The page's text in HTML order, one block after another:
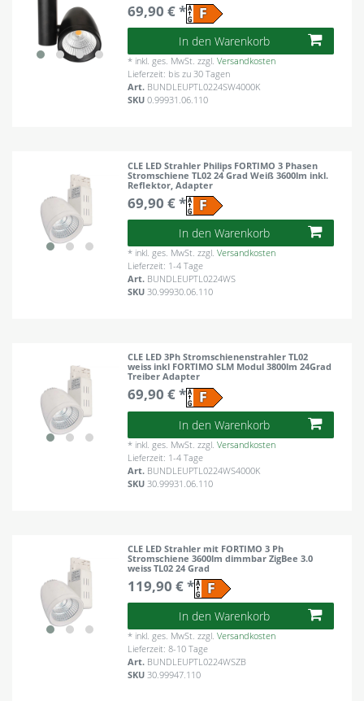
69,90 € *
In den Warenkorb
* inkl. ges. MwSt. zzgl.Versandkosten
Lieferzeit: bis zu 30 Tagen
Art. BUNDLEUPTL0224SW4000K
SKU0.99931.06.110
CLE LED Strahler Philips FORTIMO 3 Phasen
Stromschiene TL02 24 Grad Weiß 3600lm inkl.
Reflektor, Adapter
69,90 € *
In den Warenkorb
* inkl. ges. MwSt. zzgl.Versandkosten
Lieferzeit: 1-4 Tage
Art. BUNDLEUPTL0224WS
SKU 30.99930.06.110
CLE LED 3Ph Stromschienenstrahler TL02
weiss inkl FORTIMO SLM Modul 3800lm 24Grad
Treiber Adapter
69,90 € *
In den Warenkorb
* inkl. ges. MwSt. zzgl.Versandkosten
Lieferzeit: 1-4 Tage
Art. BUNDLEUPTL0224WS4000K
SKU 30.99931.06.110
CLE LED Strahler mit FORTIMO 3 Ph
Stromschiene 3600lm dimmbar ZigBee 3.0
weiss TL02 24 Grad
119,90 € *
In den Warenkorb
* inkl. ges. MwSt. zzgl.Versandkosten
Lieferzeit: 8-10 Tage
Art. BUNDLEUPTL0224WSZB
SKU30.99947.110